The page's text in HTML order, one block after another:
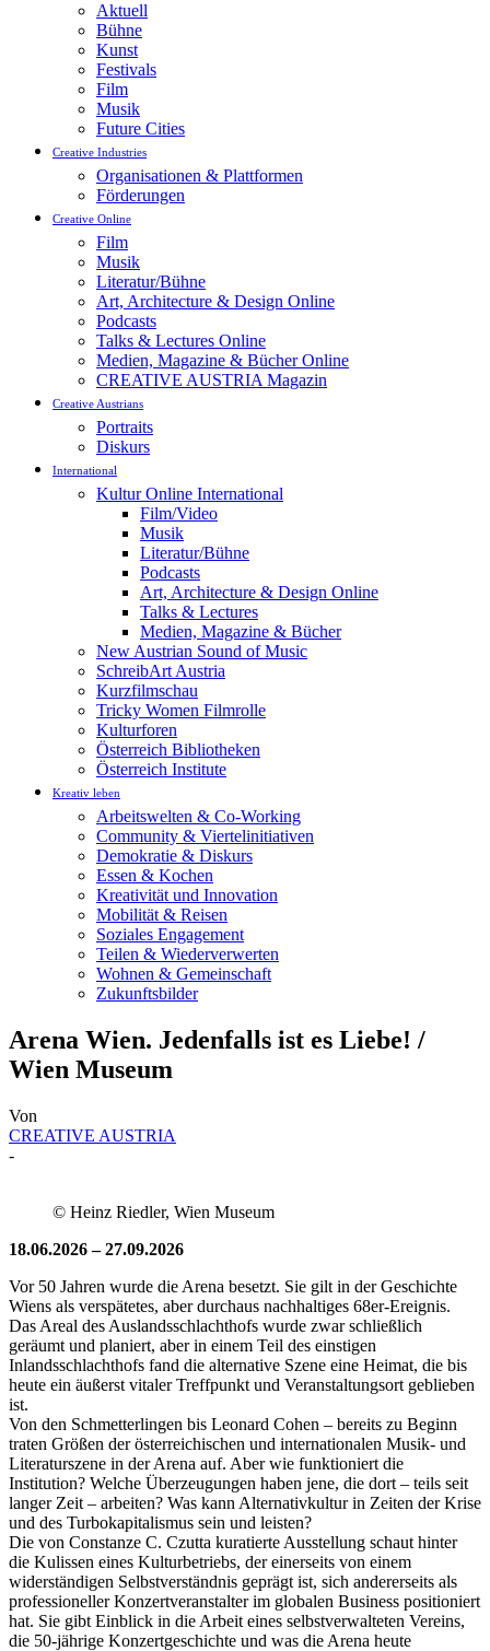
Aktuell
Bühne
Kunst
Festivals
Film
Musik
Future Cities
Creative Industries
Organisationen & Plattformen
Förderungen
Creative Online
Film
Musik
Literatur/Bühne
Art, Architecture & Design Online
Podcasts
Talks & Lectures Online
Medien, Magazine & Bücher Online
CREATIVE AUSTRIA Magazin
Creative Austrians
Portraits
Diskurs
International
Kultur Online International
Film/Video
Musik
Literatur/Bühne
Podcasts
Art, Architecture & Design Online
Talks & Lectures
Medien, Magazine & Bücher
New Austrian Sound of Music
SchreibArt Austria
Kurzfilmschau
Tricky Women Filmrolle
Kulturforen
Österreich Bibliotheken
Österreich Institute
Kreativ leben
Arbeitswelten & Co-Working
Community & Viertelinitiativen
Demokratie & Diskurs
Essen & Kochen
Kreativität und Innovation
Mobilität & Reisen
Soziales Engagement
Teilen & Wiederverwerten
Wohnen & Gemeinschaft
Zukunftsbilder
Arena Wien. Jedenfalls ist es Liebe! /
Wien Museum
Von
CREATIVE AUSTRIA
-
© Heinz Riedler, Wien Museum
18.06.2026 – 27.09.2026
Vor 50 Jahren wurde die Arena besetzt. Sie gilt in der Geschichte
Wiens als verspätetes, aber durchaus nachhaltiges 68er-Ereignis.
Das Areal des Auslandsschlachthofs wurde zwar schließlich
geräumt und planiert, aber in einem Teil des einstigen
Inlandsschlachthofs fand die alternative Szene eine Heimat, die bis
heute ein äußerst vitaler Treffpunkt und Veranstaltungsort geblieben
ist.
Von den Schmetterlingen bis Leonard Cohen – bereits zu Beginn
traten Größen der österreichischen und internationalen Musik- und
Literaturszene in der Arena auf. Aber wie funktioniert die
Institution? Welche Überzeugungen haben jene, die dort – teils seit
langer Zeit – arbeiten? Was kann Alternativkultur in Zeiten der Krise
und des Turbokapitalismus sein und leisten?
Die von Constanze C. Czutta kuratierte Ausstellung schaut hinter
die Kulissen eines Kulturbetriebs, der einerseits von einem
widerständigen Selbstverständnis geprägt ist, sich andererseits als
professioneller Konzertveranstalter im globalen Business positioniert
hat. Sie gibt Einblick in die Arbeit eines selbstverwalteten Vereins,
die 50-jährige Konzertgeschichte und was die Arena heute